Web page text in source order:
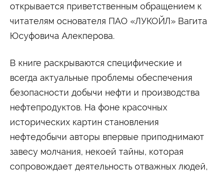
открывается приветственным обращением к
читателям основателя ПАО «ЛУКОЙЛ» Вагита
Юсуфовича Алекперова.
В книге раскрываются специфические и
всегда актуальные проблемы обеспечения
безопасности добычи нефти и производства
нефтепродуктов. На фоне красочных
исторических картин становления
нефтедобычи авторы впервые приподнимают
завесу молчания, некоей тайны, которая
сопровождает деятельность отважных людей,